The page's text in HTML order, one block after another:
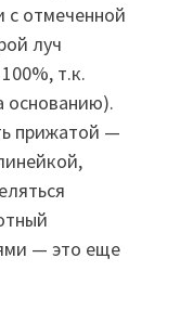
с отмеченной
луч
т.к.
основанию).
прижатой —
— это еще